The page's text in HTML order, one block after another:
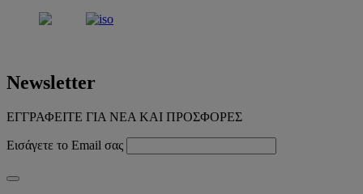
Newsletter
ΕΓΓΡΑΦΕΙΤΕ ΓΙΑ ΝΕΑ ΚΑΙ ΠΡΟΣΦΟΡΕΣ
Εισάγετε το Email σας